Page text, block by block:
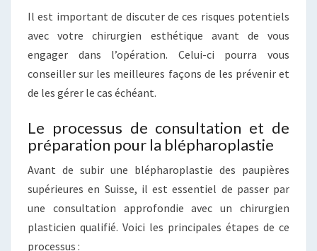
Il est important de discuter de ces risques potentiels
avec votre chirurgien esthétique avant de vous
engager dans l’opération. Celui-ci pourra vous
conseiller sur les meilleures façons de les prévenir et
de les gérer le cas échéant.
Le processus de consultation et de
préparation pour la blépharoplastie
Avant de subir une blépharoplastie des paupières
supérieures en Suisse, il est essentiel de passer par
une consultation approfondie avec un chirurgien
plasticien qualifié. Voici les principales étapes de ce
processus :